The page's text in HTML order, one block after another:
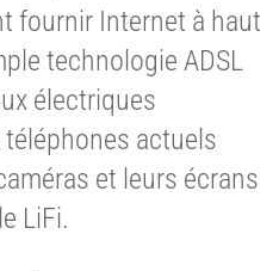
fournir Internet à haut
technologie ADSL
électriques
actuels
et leurs écrans
LiFi.